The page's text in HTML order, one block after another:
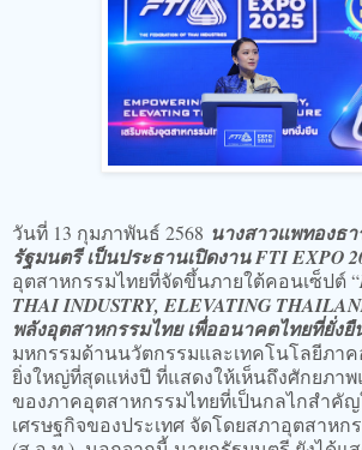
วันที่ 13 กุมภาพันธ์ 2568 นางสาวแพทองธ
รัฐมนตรี เป็นประธานเปิดงาน FTI EXPO
อุตสาหกรรมไทยที่จัดขึ้นภายใต้คอนเซ็ปต์ “
THAI INDUSTRY, ELEVATING
พลังอุตสาหกรรมไทย เพื่ออนาคตไทยที่ยั่งยื
มหกรรมด้านนวัตกรรมและเทคโนโลยีภา
ยิ่งใหญ่ที่สุดแห่งปี ที่แสดงให้เห็นถึงศักยภา
ของภาคอุตสาหกรรมไทยที่เป็นกลไกสำคั
เศรษฐกิจของประเทศ จัดโดยสภาอุตสาหก